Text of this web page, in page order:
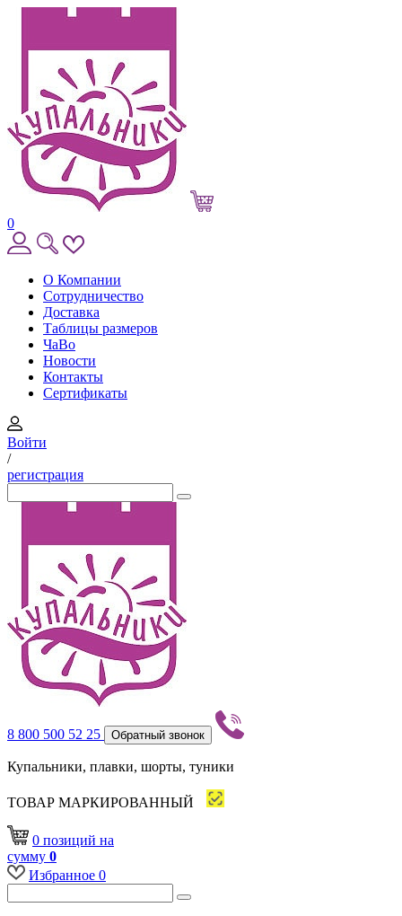
0
О Компании
Сотрудничество
Доставка
Таблицы размеров
ЧаВо
Новости
Контакты
Сертификаты
Войти
/
регистрация
8 800 500 52 25 Обратный звонок
Купальники, плавки, шорты, туники
ТОВАР МАРКИРОВАННЫЙ
0 позиций на
сумму 0
Избранное 0